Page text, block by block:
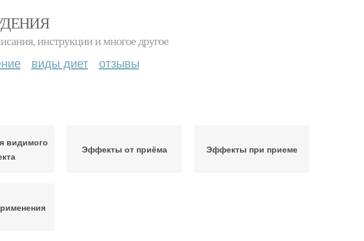
инструкции и многое другое
виды диет отзывы
видимого
Эффекты от приёма Эффекты при приеме